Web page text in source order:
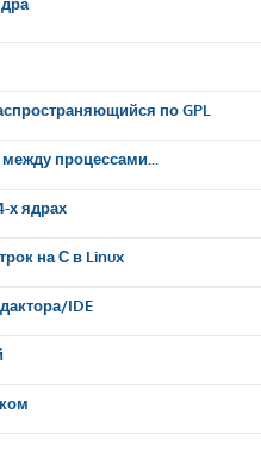
по GPL
процессами...
х ядрах
на С в Linux
IDE